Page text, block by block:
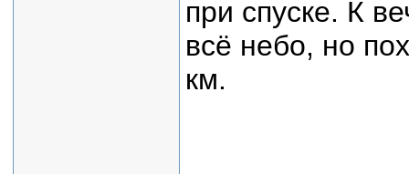
при спуске. К
всё небо, но
км.